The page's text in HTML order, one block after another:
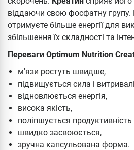
віддаючи свою фосфатну групу.
отримуєте більше енергії для
збільшення їх складності та
Переваги Optimum Nutrition
м'язи ростуть швидше,
підвищується сила і
відновлюється енергія,
висока якість,
поліпшується
швидко засвоюється,
зручна капсульована форма.